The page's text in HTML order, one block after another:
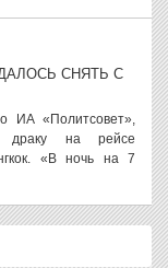
СНЯТЬ С
ИА «Политсовет»,
драку на рейсе
«В ночь на 7